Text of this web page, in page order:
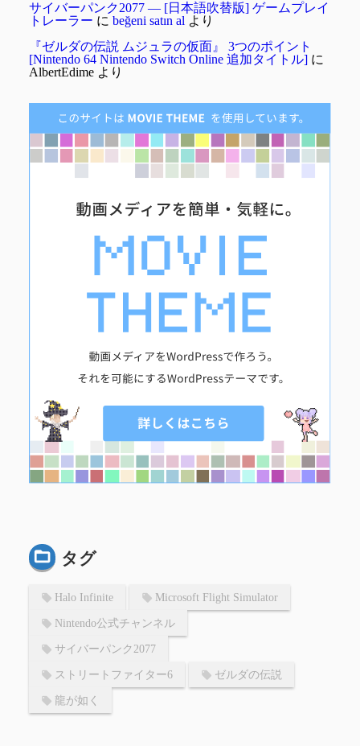
サイバーパンク2077 ― [日本語吹替版] ゲームプレイ
トレーラー に beğeni satın al より
『ゼルダの伝説 ムジュラの仮面』 3つのポイント
[Nintendo 64 Nintendo Switch Online 追加タイトル]に
AlbertEdimeより
タグ
Halo Infinite Microsoft Flight Simulator
Nintendo公式チャンネル
サイバーパンク2077
ストリートファイター6 ゼルダの伝説
龍が如く